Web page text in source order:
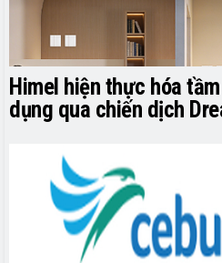
Himel hiện thực hóa
dụng qua chiến dịch